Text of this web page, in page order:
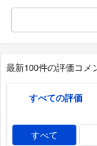
最新100件の評価コメ
すべての評価
すべて